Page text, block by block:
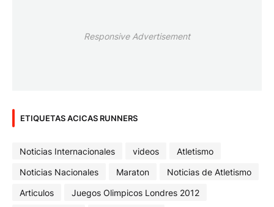
Responsive Advertisement
ETIQUETAS ACICAS RUNNERS
Noticias Internacionales videos
Atletismo
Noticias Nacionales
Maraton
Noticias de Atletismo
Articulos
Juegos Olimpicos Londres 2012